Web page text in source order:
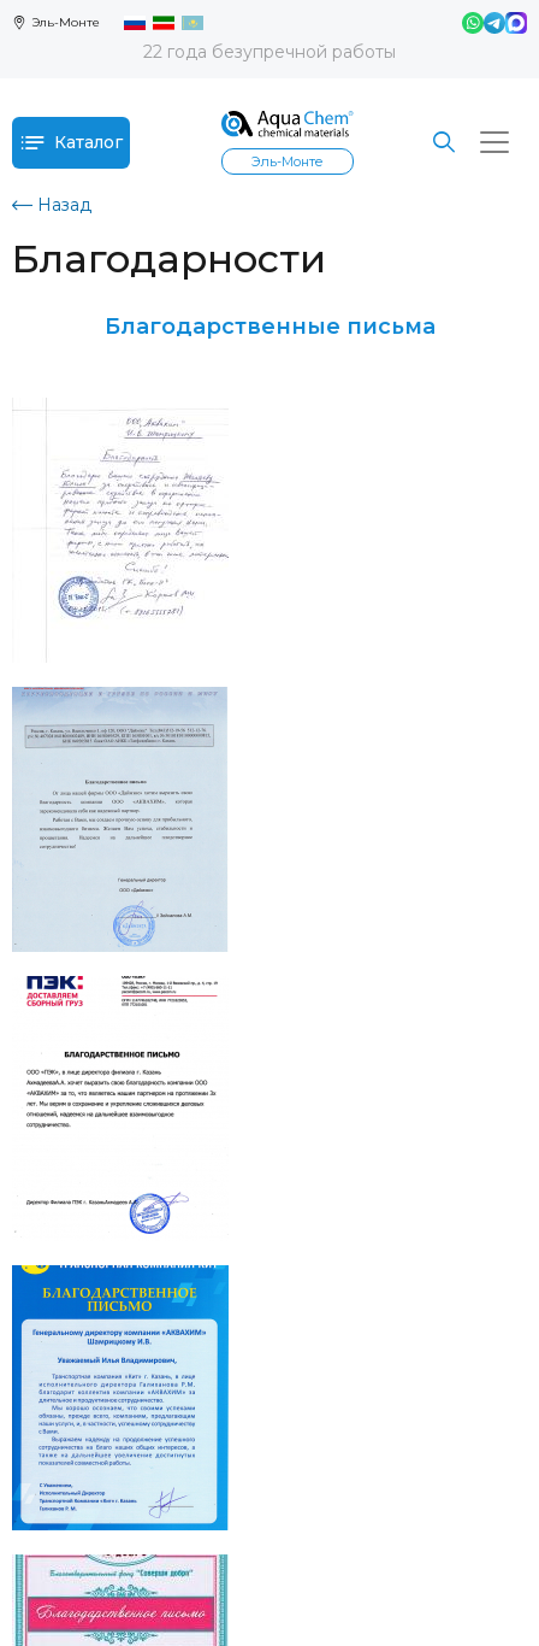
Эль-Монте
22 года безупречной работы
Каталог
Эль-Монте
Назад
Благодарности
Благодарственные письма